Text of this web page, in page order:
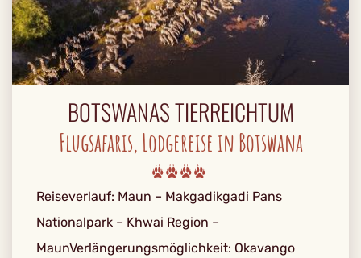
BOTSWANAS TIERREICHTUM
Flugsafaris, Lodgereise in Botswana
Reiseverlauf: Maun – Makgadikgadi Pans
Nationalpark – Khwai Region –
MaunVerlängerungsmöglichkeit: Okavango